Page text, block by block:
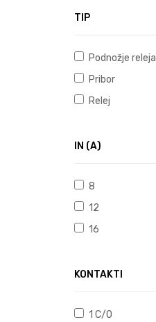
TIP
Podnožje releja
Pribor
Relej
IN (A)
8
12
16
KONTAKTI
1 C/O